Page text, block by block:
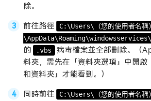
除。
前往路徑
C:\Users\（您的使用者名稱
\AppData\Roaming\windowsservices\
的
.vbs
病毒檔案並全部刪除。（
料夾，需先在「資料夾選項」中開啟
和資料夾」才能看到。）
同時前往
C:\Users\（您的使用者名稱